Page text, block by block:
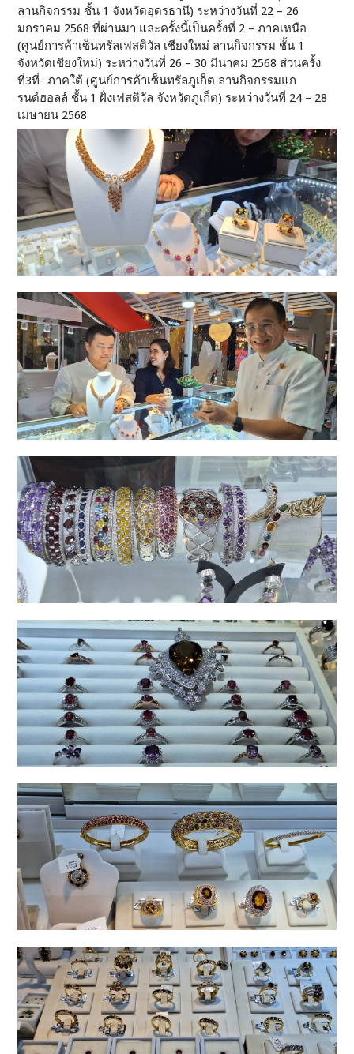
ลานกิจกรรม ชั้น 1 จังหวัดอุดรธานี) ระหว่างวันที่ 22 – 26
มกราคม 2568 ที่ผ่านมา และครั้งนี้เป็นครั้งที่ 2 – ภาคเหนือ
(ศูนย์การค้าเซ็นทรัลเฟสติวัล เชียงใหม่ ลานกิจกรรม ชั้น 1
จังหวัดเชียงใหม่) ระหว่างวันที่ 26 – 30 มีนาคม 2568 ส่วนครั้ง
ที่3ที่- ภาคใต้ (ศูนย์การค้าเซ็นทรัลภูเก็ต ลานกิจกรรมแก
รนด์ฮอลล์ ชั้น 1 ฝั่งเฟสติวัล จังหวัดภูเก็ต) ระหว่างวันที่ 24 – 28
เมษายน 2568